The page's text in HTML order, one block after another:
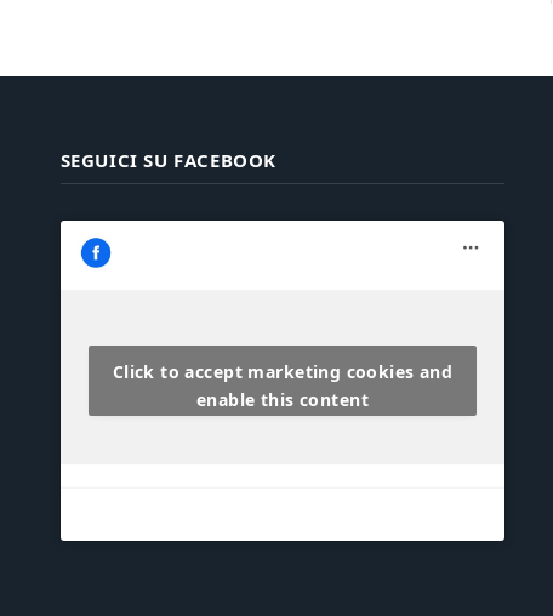
SEGUICI SU FACEBOOK
Click to accept marketing cookies and
enable this content